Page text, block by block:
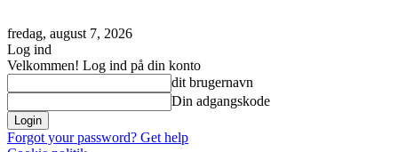
fredag, august 7, 2026
Log ind
Velkommen! Log ind på din konto
dit brugernavn
Din adgangskode
Forgot your password? Get help